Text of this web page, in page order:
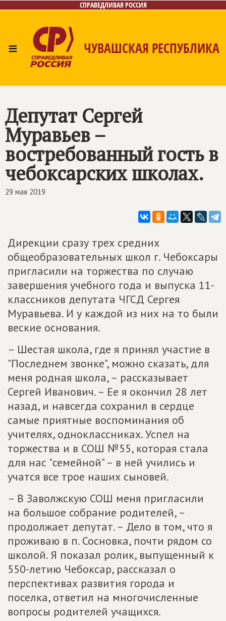
СПРАВЕДЛИВАЯ РОССИЯ
≡ ЧУВАШСКАЯ РЕСПУБЛИКА
Депутат Сергей
Муравьев –
востребованный гость в
чебоксарских школах.
29 мая 2019
Дирекции сразу трех средних
общеобразовательных школ г. Чебоксары
пригласили на торжества по случаю
завершения учебного года и выпуска 11-
классников депутата ЧГСД Сергея
Муравьева. И у каждой из них на то были
веские основания.
– Шестая школа, где я принял участие в
"Последнем звонке", можно сказать, для
меня родная школа, – рассказывает
Сергей Иванович. – Ее я окончил 28 лет
назад, и навсегда сохранил в сердце
самые приятные воспоминания об
учителях, одноклассниках. Успел на
торжества и в СОШ №55, которая стала
для нас "семейной" – в ней учились и
учатся все трое наших сыновей.
– В Заволжскую СОШ меня пригласили
на большое собрание родителей, –
продолжает депутат. – Дело в том, что я
проживаю в п. Сосновка, почти рядом со
школой. Я показал ролик, выпущенный к
550-летию Чебоксар, рассказал о
перспективах развития города и
поселка, ответил на многочисленные
вопросы родителей учащихся.